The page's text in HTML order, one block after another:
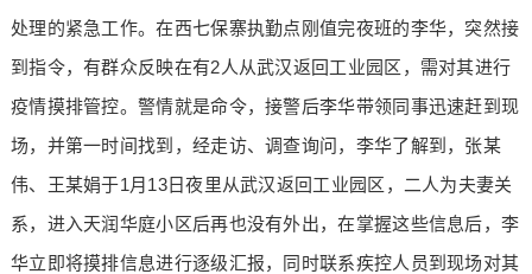
处理的紧急工作。在西七保寨执勤点刚值完夜班的李华，突然接
到指令，有群众反映在有2人从武汉返回工业园区，需对其进行
疫情摸排管控。警情就是命令，接警后李华带领同事迅速赶到现
场，并第一时间找到，经走访、调查询问，李华了解到，张某
伟、王某娟于1月13日夜里从武汉返回工业园区，二人为夫妻关
系，进入天润华庭小区后再也没有外出，在掌握这些信息后，李
华立即将摸排信息进行逐级汇报，同时联系疾控人员到现场对其